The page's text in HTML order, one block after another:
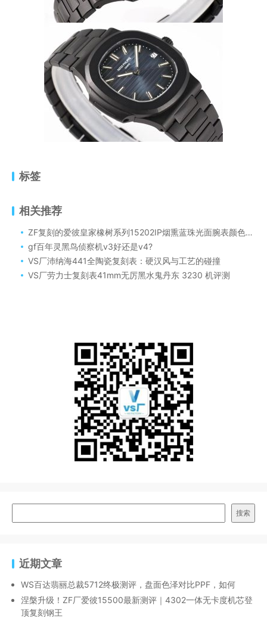
标签
相关推荐
ZF复刻的爱彼皇家橡树系列15202IP烟熏蓝珠光面腕表颜色很正
gf百年灵黑鸟侦察机v3好还是v4?
VS厂沛纳海441全陶瓷复刻表：硬汉风与工艺的碰撞
VS厂劳力士复刻表41mm无厉黑水鬼丹东 3230 机评测
搜索
近期文章
WS百达翡丽总裁5712终极测评，盘面色泽对比PPF，如何
涅槃升级！ZF厂爱彼15500最新测评｜4302一体无卡度机芯登
顶复刻钢王